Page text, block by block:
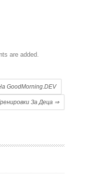
are added.
GoodMorning.DEV
За Деца ⇒